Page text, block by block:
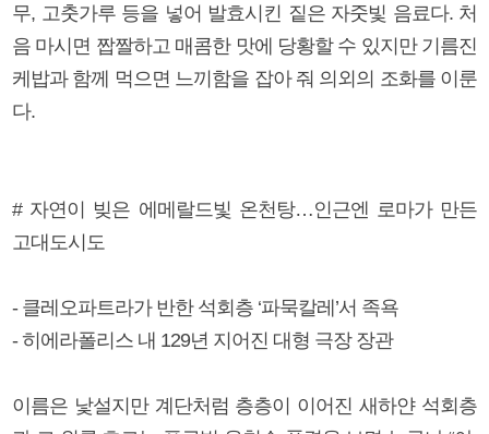
무, 고춧가루 등을 넣어 발효시킨 짙은 자줏빛 음료다. 처
음 마시면 짭짤하고 매콤한 맛에 당황할 수 있지만 기름진
케밥과 함께 먹으면 느끼함을 잡아 줘 의외의 조화를 이룬
다.
# 자연이 빚은 에메랄드빛 온천탕…인근엔 로마가 만든
고대도시도
- 클레오파트라가 반한 석회층 ‘파묵칼레’서 족욕
- 히에라폴리스 내 129년 지어진 대형 극장 장관
이름은 낯설지만 계단처럼 층층이 이어진 새하얀 석회층